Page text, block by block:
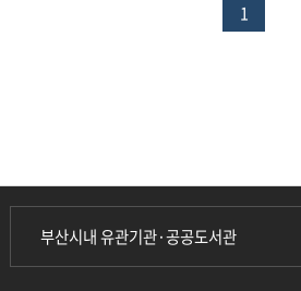
1
부산시내 유관기관·공공도서관